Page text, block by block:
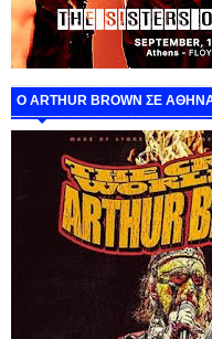
O ARTHUR BROWN ΣΕ